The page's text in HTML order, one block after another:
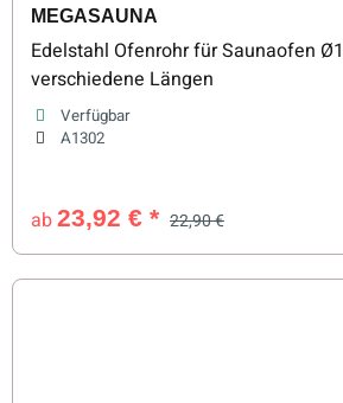
MEGASAUNA
Edelstahl Ofenrohr für Saunaofen
verschiedene Längen
Verfügbar
A1302
ab 23,92 € * 22,90 €